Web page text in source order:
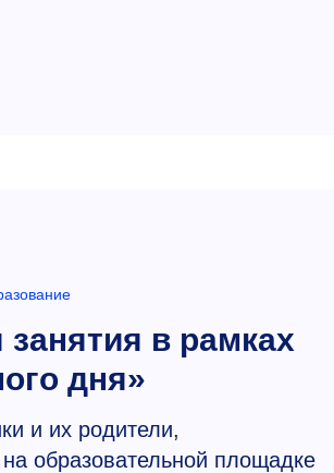
в рамках
дня»
и их родители,
образовательной площадке